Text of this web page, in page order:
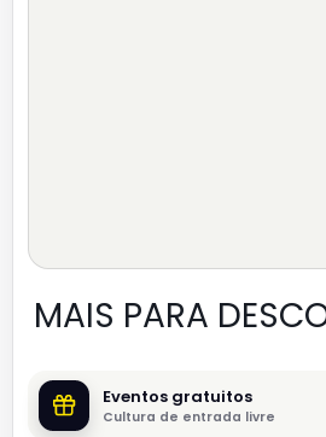
MAIS PARA
Eventos gratuitos
Cultura de entrada livre